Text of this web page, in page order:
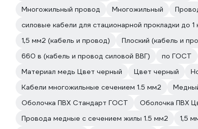
Многожильный провод
Многожильный
силовые кабели для стационарной прокладки до
1,5 мм2 (кабель и провод)
Плоский (кабель и
660 в (кабель и провод силовой ВВГ)
по ГОСТ
Материал медь Цвет черный
Цвет черный
Кабели многожильные сечением 1.5 мм2
Оболочка ПВХ Стандарт ГОСТ
Оболочка ПВХ
Провода медные с сечением жилы 1.5 мм2
1,5